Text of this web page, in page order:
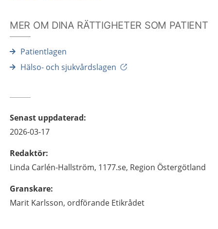
MER OM DINA RÄTTIGHETER SOM PATIENT
Patientlagen
Hälso- och sjukvårdslagen
Senast uppdaterad:
2026-03-17
Redaktör:
Linda Carlén-Hallström, 1177.se, Region Östergötland
Granskare:
Marit Karlsson, ordförande Etikrådet